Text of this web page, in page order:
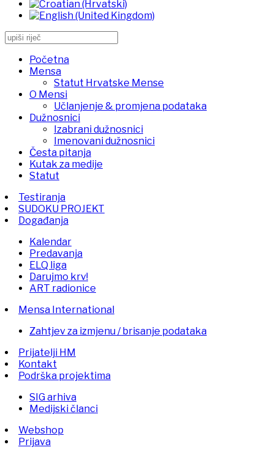
Početna
Mensa
Statut Hrvatske Mense
O Mensi
Učlanjenje & promjena podataka
Dužnosnici
Izabrani dužnosnici
Imenovani dužnosnici
Česta pitanja
Kutak za medije
Statut
Testiranja
SUDOKU PROJEKT
Događanja
Kalendar
Predavanja
ELQ liga
Darujmo krv!
ART radionice
Mensa International
Zahtjev za izmjenu / brisanje podataka
Prijatelji HM
Kontakt
Podrška projektima
SIG arhiva
Medijski članci
Webshop
Prijava